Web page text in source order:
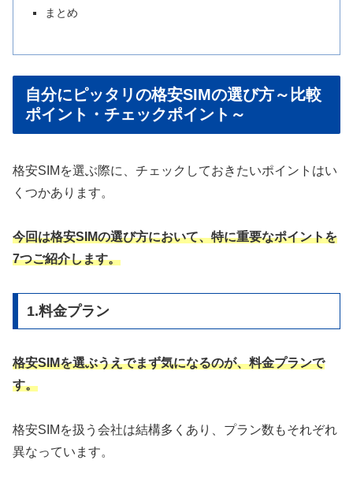
まとめ
自分にピッタリの格安SIMの選び方～比較
ポイント・チェックポイント～
格安SIMを選ぶ際に、チェックしておきたいポイントはい
くつかあります。
今回は格安SIMの選び方において、特に重要なポイントを
7つご紹介します。
1.料金プラン
格安SIMを選ぶうえでまず気になるのが、料金プランで
す。
格安SIMを扱う会社は結構多くあり、プラン数もそれぞれ
異なっています。